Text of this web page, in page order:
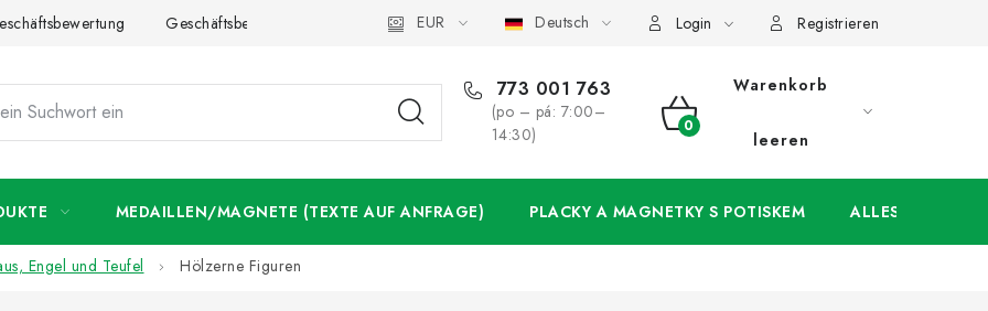
Geschäftsbedingungen Datenschutzerklärung Großhandel Meine Bestellung
EUR Deutsch Login Registrieren
773 001 763
(po – pá: 7:00–
14:30)
WARENKORB
Warenkorb
leeren
MEDAILLEN/MAGNETE (TEXTE AUF ANFRAGE) PLACKY A MAGNETKY S POTISKEM ALLES FÜR DIE
Engel und Teufel Hölzerne Figuren